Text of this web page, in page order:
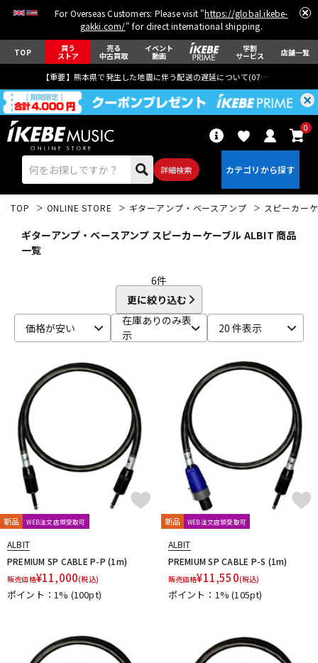
For Overseas Customers: Please visit "https://global.ikebe-
gakki.com/" for direct international shipping.
TOP 買う
ストア
売る
中古買取
イベント
動画
学割
サービス 店舗一覧
【重要】熊本県で発生した地震に伴う配送の遅延について(07月29日
詳細検索
0
ベース ウクレレ
その他楽器
DJ機器 DTM
DTM オンライン納品 レコーディング機器
TOP ONLINE STORE ギターアンプ・ベースアンプ スピーカー
ギターアンプ・ベースアンプ スピーカーケーブル ALBIT 商品
一覧
6件
更に絞り込む
価格が安い
在庫ありのみ表
示
20 件表示
新品 WEB注文店頭受取可
ALBIT
PREMIUM SP CABLE P-P (1m)
販売価格¥11,000(税込)
ポイント：1% (100pt)
新品 WEB注文店頭受取可
ALBIT
PREMIUM SP CABLE P-S (1m)
販売価格¥11,550(税込)
ポイント：1%(105pt)